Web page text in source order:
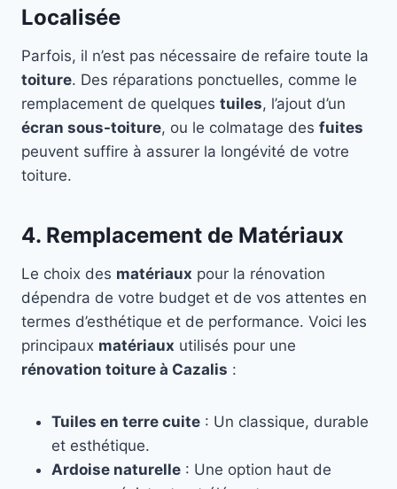
Localisée
Parfois, il n’est pas nécessaire de refaire toute la
toiture. Des réparations ponctuelles, comme le
remplacement de quelques tuiles, l’ajout d’un
écran sous-toiture, ou le colmatage des fuites
peuvent suffire à assurer la longévité de votre
toiture.
4. Remplacement de Matériaux
Le choix des matériaux pour la rénovation
dépendra de votre budget et de vos attentes en
termes d’esthétique et de performance. Voici les
principaux matériaux utilisés pour une
rénovation toiture à Cazalis :
Tuiles en terre cuite : Un classique, durable
et esthétique.
Ardoise naturelle : Une option haut de